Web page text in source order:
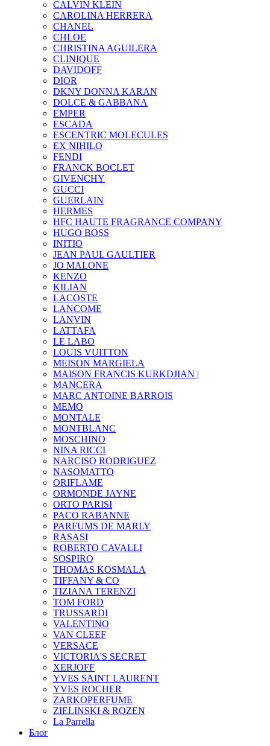
CALVIN KLEIN
CAROLINA HERRERA
CHANEL
CHLOE
CHRISTINA AGUILERA
CLINIQUE
DAVIDOFF
DIOR
DKNY DONNA KARAN
DOLCE & GABBANA
EMPER
ESCADA
ESCENTRIC MOLECULES
EX NIHILO
FENDI
FRANCK BOCLET
GIVENCHY
GUCCI
GUERLAIN
HERMES
HFC HAUTE FRAGRANCE COMPANY
HUGO BOSS
INITIO
JEAN PAUL GAULTIER
JO MALONE
KENZO
KILIAN
LACOSTE
LANCOME
LANVIN
LATTAFA
LE LABO
LOUIS VUITTON
MEISON MARGIELA
MAISON FRANCIS KURKDJIAN |
MANCERA
MARC ANTOINE BARROIS
MEMO
MONTALE
MONTBLANC
MOSCHINO
NINA RICCI
NARCISO RODRIGUEZ
NASOMATTO
ORIFLAME
ORMONDE JAYNE
ORTO PARISI
PACO RABANNE
PARFUMS DE MARLY
RASASI
ROBERTO CAVALLI
SOSPIRO
THOMAS KOSMALA
TIFFANY & CO
TIZIANA TERENZI
TOM FORD
TRUSSARDI
VALENTINO
VAN CLEEF
VERSACE
VICTORIA'S SECRET
XERJOFF
YVES SAINT LAURENT
YVES ROCHER
ZARKOPERFUME
ZIELINSKI & ROZEN
La Parrella
Блог